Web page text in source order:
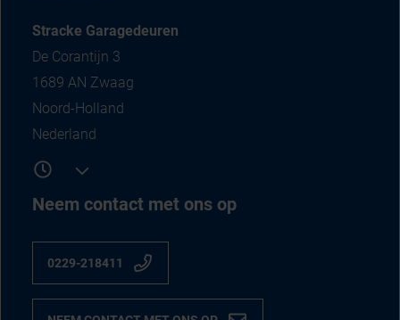
Stracke Garagedeuren
De Corantijn 3
1689 AN Zwaag
Noord-Holland
Nederland
Neem contact met ons op
0229-218411